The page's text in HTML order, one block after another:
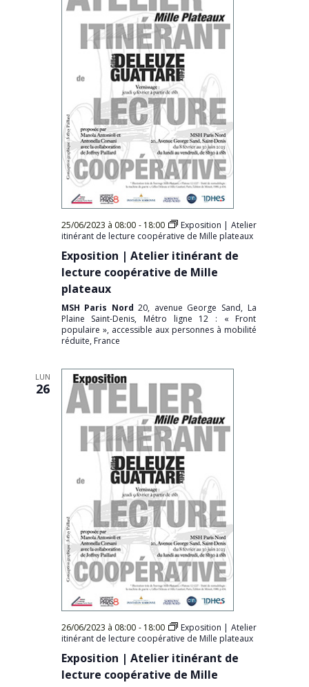
25/06/2023 à 08:00 - 18:00
Exposition | Atelier
itinérant de lecture coopérative de Mille plateaux
Exposition | Atelier itinérant de
lecture coopérative de Mille
plateaux
MSH Paris Nord20, avenue George Sand, La
Plaine Saint-Denis, Métro ligne 12 : « Front
populaire », accessible aux personnes à mobilité
réduite, France
LUN
26
26/06/2023 à 08:00 - 18:00
Exposition | Atelier
itinérant de lecture coopérative de Mille plateaux
Exposition | Atelier itinérant de
lecture coopérative de Mille